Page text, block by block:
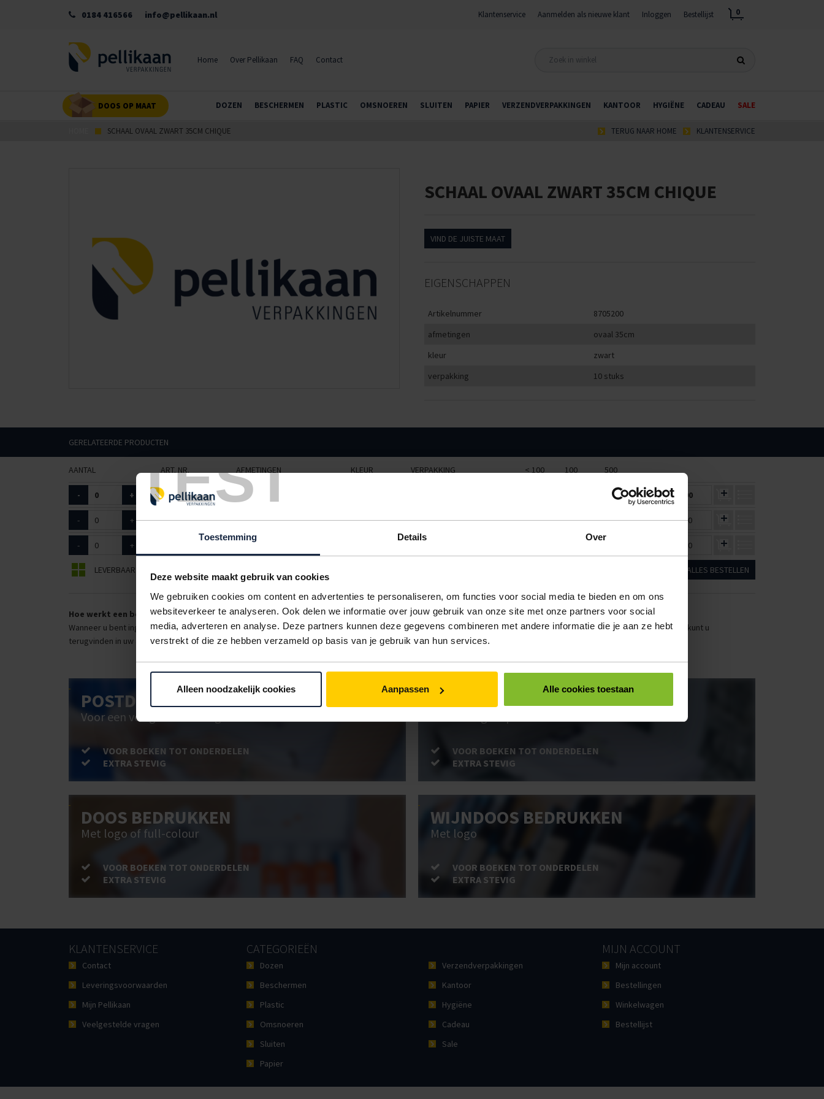
TEST
Toestemming Details Over
Deze website maakt gebruik van cookies
We gebruiken cookies om content en advertenties te personaliseren, om functies voor social media te bieden en om ons
websiteverkeer te analyseren. Ook delen we informatie over jouw gebruik van onze site met onze partners voor social
media, adverteren en analyse. Deze partners kunnen deze gegevens combineren met andere informatie die je aan ze hebt
verstrekt of die ze hebben verzameld op basis van je gebruik van hun services.
Alleen noodzakelijk cookies Aanpassen Alle cookies toestaan
0184 416566 info@pellikaan.nl Klantenservice Aanmelden als nieuwe klant Inloggen Bestellijst 0
Home Over Pellikaan FAQ Contact
DOZEN BESCHERMEN PLASTIC OMSNOEREN SLUITEN PAPIER VERZENDVERPAKKINGEN KANTOOR HYGIËNE CADEAU SALE
DOOS OP MAAT
SCHAAL OVAAL ZWART 35CM CHIQUE KLANTENSERVICE
TERUG NAAR HOME
SCHAAL OVAAL ZWART 35CM CHIQUE
VIND DE JUISTE MAAT
EIGENSCHAPPEN
Artikelnummer
8705200
afmetingen
ovaal 35cm
kleur
zwart
verpakking
10 stuks
GERELATEERDE PRODUCTEN
AANTAL ART. NR. AFMETINGEN KLEUR VERPAKKING < 100 100 500
- + 8705200 ovaal 35cm €0,65 €0,00
- + 8705205 ovaal 45cm zwart 10 stuks €1,28 €1,14 €1,08 €0,00
- + ovaal 55cm €0,00
LEVERBAAR ALLES BESTELLEN
Hoe werkt een bestellijst?
Wanneer u bent ingelogd, kunt u een eigen bestellijst maken. Gebruik bestel- en offertelijsten om eenvoudig en snel producten te bestellen. Uw bestel- en offertelijsten kunt u
terugvinden in uw account. Dat pakt altijd goed uit voor uw administratie!
POSTDOOS BEDRUKKEN
Voor een veilige verzending
VOOR BOEKEN TOT ONDERDELEN
EXTRA STEVIG
BRIEVENBUSDOOS BEDRUKKEN
VOOR BOEKEN TOT ONDERDELEN
EXTRA STEVIG
DOOS BEDRUKKEN
Met logo of full-colour
VOOR BOEKEN TOT ONDERDELEN
EXTRA STEVIG
WIJNDOOS BEDRUKKEN
Met logo
VOOR BOEKEN TOT ONDERDELEN
EXTRA STEVIG
KLANTENSERVICE
Contact
Leveringsvoorwaarden
Mijn Pellikaan
Veelgestelde vragen
CATEGORIEËN
Dozen
Beschermen
Plastic
Omsnoeren
Sluiten
Papier
Verzendverpakkingen
Kantoor
Hygiëne
Cadeau
Sale
MIJN ACCOUNT
Mijn account
Bestellingen
Winkelwagen
Bestellijst